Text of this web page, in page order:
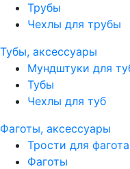
Трубы
Чехлы для трубы
Тубы, аксессуары
Мундштуки для
Тубы
Чехлы для туб
Фаготы, аксессуары
Трости для фагота
Фаготы